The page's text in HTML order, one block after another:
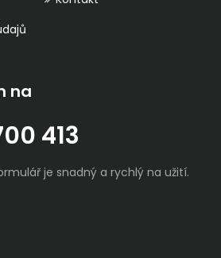
na
413
je snadný a rychlý na užití.